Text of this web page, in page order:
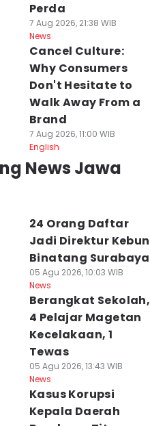
Perda
7 Aug 2026, 21:38 WIB
News
Cancel Culture:
Why Consumers
Don't Hesitate to
Walk Away From a
Brand
7 Aug 2026, 11:00 WIB
English
News Jawa
24 Orang Daftar
Jadi Direktur Kebun
Binatang Surabaya
05 Agu 2026, 10:03 WIB
News
Berangkat Sekolah,
4 Pelajar Magetan
Kecelakaan, 1
Tewas
05 Agu 2026, 13:43 WIB
News
Kasus Korupsi
Kepala Daerah